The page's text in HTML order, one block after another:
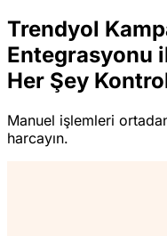
Trendyol
Entegrasyonu
Her Şey
Manuel işlemleri ortadan
harcayın.